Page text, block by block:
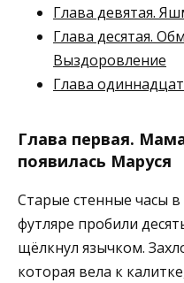
Глава девятая.
Глава десятая.
Выздоровление
Глава
Глава первая.
появилась Маруся
Старые стенные часы
футляре пробили
щёлкнул язычком.
которая вела к